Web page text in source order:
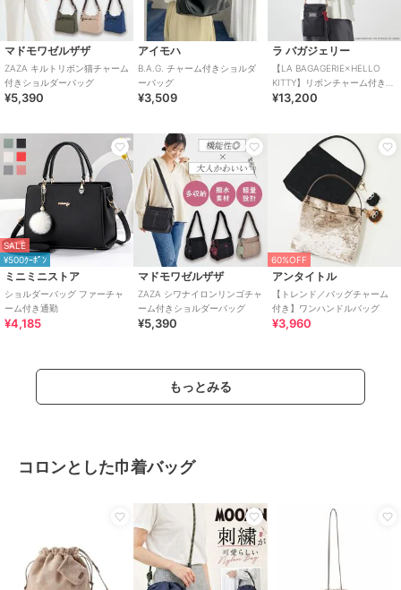
マドモワゼルザザ
ZAZA キルトリボン猫チャーム
付きショルダーバッグ
¥5,390
アイモハ
B.A.G. チャーム付きショルダ
ーバッグ
¥3,509
ラ バガジェリー
【LA BAGAGERIE×HELLO
KITTY】リボンチャーム付き
スクエアポシェット
¥13,200
SALE
¥500ｸｰﾎﾟﾝ
ミニミニストア
ショルダーバッグ ファーチャ
ーム付き通勤
¥4,185
マドモワゼルザザ
ZAZA シワナイロンリンゴチャ
ーム付きショルダーバッグ
¥5,390
60%OFF
アンタイトル
【トレンド／バッグチャーム
付き】ワンハンドルバッグ
¥3,960
もっとみる
コロンとした巾着バッグ